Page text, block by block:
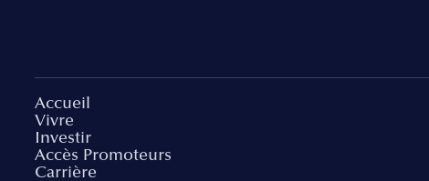
Accueil
Vivre
Investir
Accès Promoteurs
Carrière